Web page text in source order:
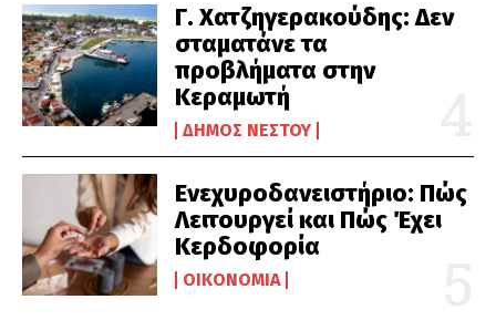
Γ. Χατζηγερακούδης: Δεν
σταματάνε τα
προβλήματα στην
Κεραμωτή
ΔΉΜΟΣ ΝΈΣΤΟΥ
Ενεχυροδανειστήριο: Πώς
Λειτουργεί και Πώς Έχει
Κερδοφορία
ΟΙΚΟΝΟΜΊΑ